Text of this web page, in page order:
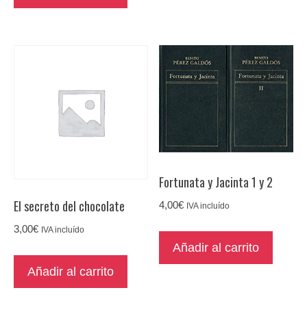
El secreto del chocolate
3,00€ IVA incluído
Añadir al carrito
Fortunata y Jacinta 1 y 2
4,00€ IVA incluído
Añadir al carrito